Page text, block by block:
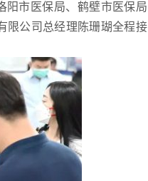
阳市医保局、鹤壁市医保局
限公司总经理陈珊瑚全程接